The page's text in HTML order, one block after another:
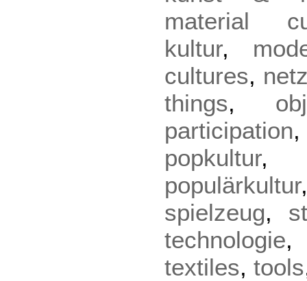
material
kultur,
cultures,
things,
participation
popkultur
populärkultur
spielzeug,
technologie
textiles, tools